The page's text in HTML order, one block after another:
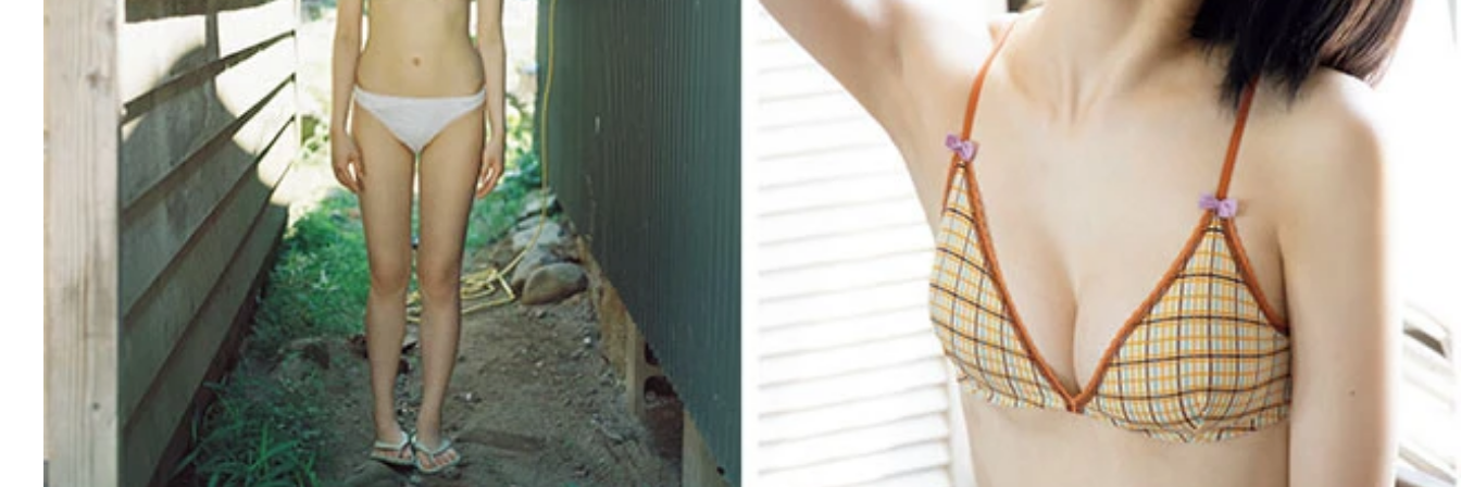
【デジタル限定】船井美玖写真集『離さないで。』 (C)松岡一哲／週刊プレイボーイ
船井美玖デジタル写真集『離さないで。』 撮影／松岡一哲 価格／1100円（税込）